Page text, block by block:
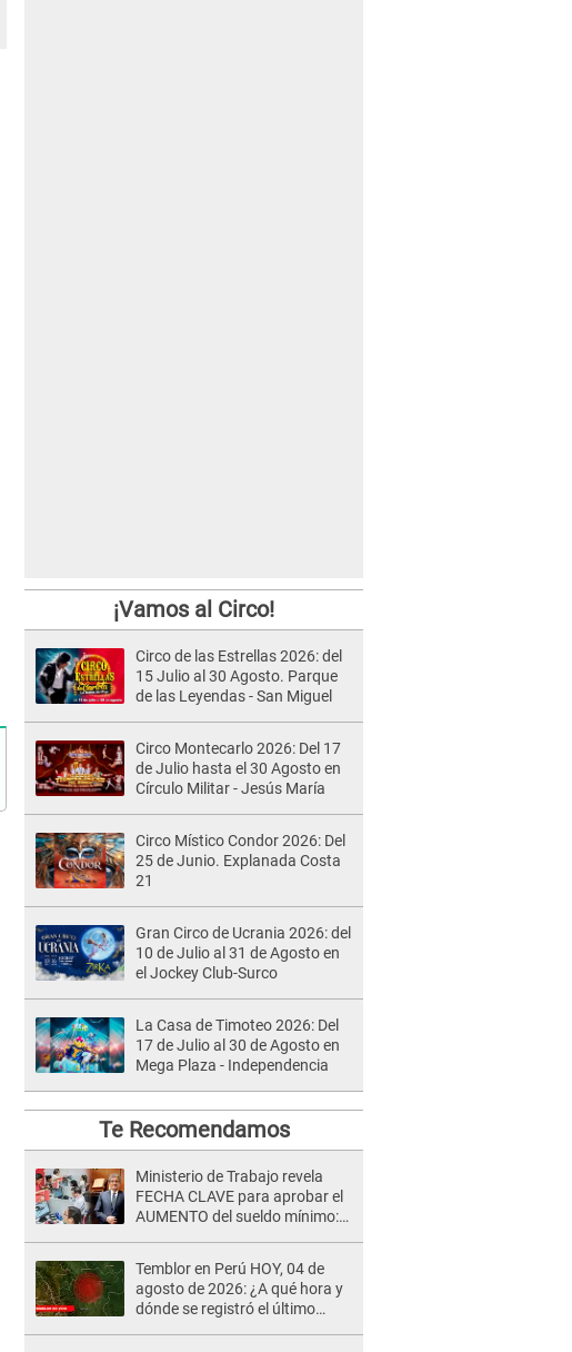
¡Vamos al Circo!
Circo de las Estrellas 2026: del
15 Julio al 30 Agosto. Parque
de las Leyendas - San Miguel
Circo Montecarlo 2026: Del 17
de Julio hasta el 30 Agosto en
Círculo Militar - Jesús María
Circo Místico Condor 2026: Del
25 de Junio. Explanada Costa
21
Gran Circo de Ucrania 2026: del
10 de Julio al 31 de Agosto en
el Jockey Club-Surco
La Casa de Timoteo 2026: Del
17 de Julio al 30 de Agosto en
Mega Plaza - Independencia
Te Recomendamos
Ministerio de Trabajo revela
FECHA CLAVE para aprobar el
AUMENTO del sueldo mínimo:
Temblor en Perú HOY, 04 de
agosto de 2026: ¿A qué hora y
dónde se registró el último